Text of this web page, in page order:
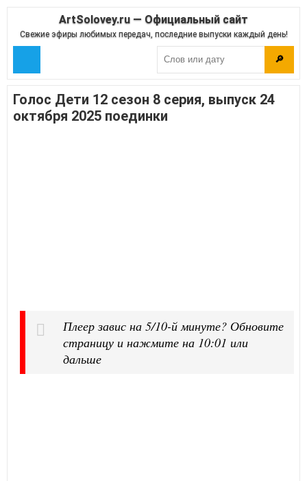
ArtSolovey.ru — Официальный сайт
Свежие эфиры любимых передач, последние выпуски каждый день!
🔎
Голос Дети 12 сезон 8 серия, выпуск 24
октября 2025 поединки
Плеер завис на 5/10-й минуте? Обновите
страницу и нажмите на 10:01 или
дальше